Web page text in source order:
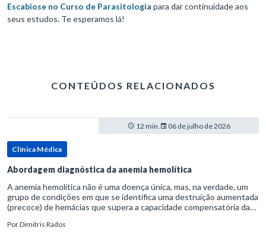
Escabiose no Curso de Parasitologia para dar continuidade aos
seus estudos. Te esperamos lá!
CONTEÚDOS RELACIONADOS
12 min. 06 de julho de 2026
Clínica Médica
Abordagem diagnóstica da anemia hemolítica
A anemia hemolítica não é uma doença única, mas, na verdade, um
grupo de condições em que se identifica uma destruição aumentada
(precoce) de hemácias que supera a capacidade compensatória da
PorDimitris Rados